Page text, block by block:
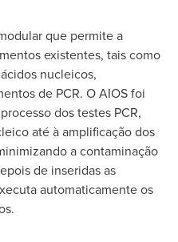
que permite a
existentes, tais como
nucleicos,
de PCR. O AIOS foi
dos testes PCR,
até à amplificação dos
a contaminação
de inseridas as
automaticamente os